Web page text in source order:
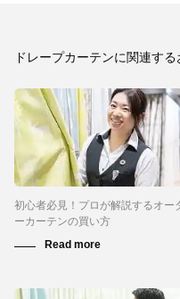
ドレープカーテンに関連す
初心者必見！プロが解説するオー
ーカーテンの買い方